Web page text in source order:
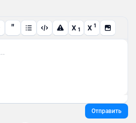
" X 1 X 1
Отправить